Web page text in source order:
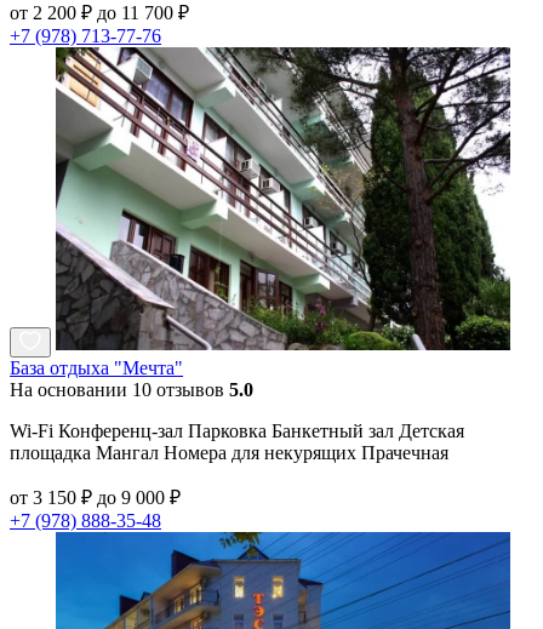
от 2 200 ₽ до 11 700 ₽
+7 (978) 713-77-76
База отдыха "Мечта"
На основании 10 отзывов 5.0
Wi-Fi Конференц-зал Парковка Банкетный зал Детская
площадка Мангал Номера для некурящих Прачечная
от 3 150 ₽ до 9 000 ₽
+7 (978) 888-35-48